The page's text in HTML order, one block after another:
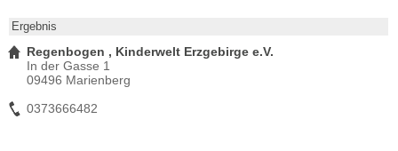
Ergebnis
Regenbogen , Kinderwelt Erzgebirge e.V.
In der Gasse 1
09496 Marienberg
0373666482